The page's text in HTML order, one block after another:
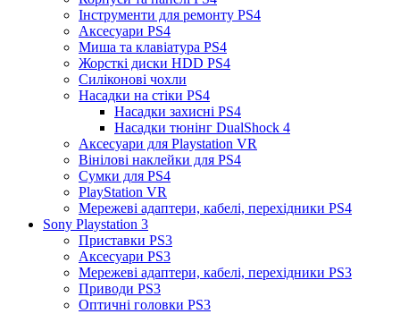
Інструменти для ремонту PS4
Аксесуари PS4
Миша та клавіатура PS4
Жорсткі диски HDD PS4
Силіконові чохли
Насадки на стіки PS4
Насадки захисні PS4
Насадки тюнінг DualShock 4
Аксесуари для Playstation VR
Вінілові наклейки для PS4
Сумки для PS4
PlayStation VR
Мережеві адаптери, кабелі, перехідники PS4
Sony Playstation 3
Приставки PS3
Аксесуари PS3
Мережеві адаптери, кабелі, перехідники PS3
Приводи PS3
Оптичні головки PS3